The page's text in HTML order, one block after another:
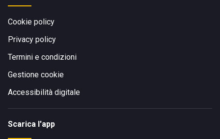
Cookie policy
Privacy policy
Termini e condizioni
Gestione cookie
Accessibilità digitale
Scarica l'app